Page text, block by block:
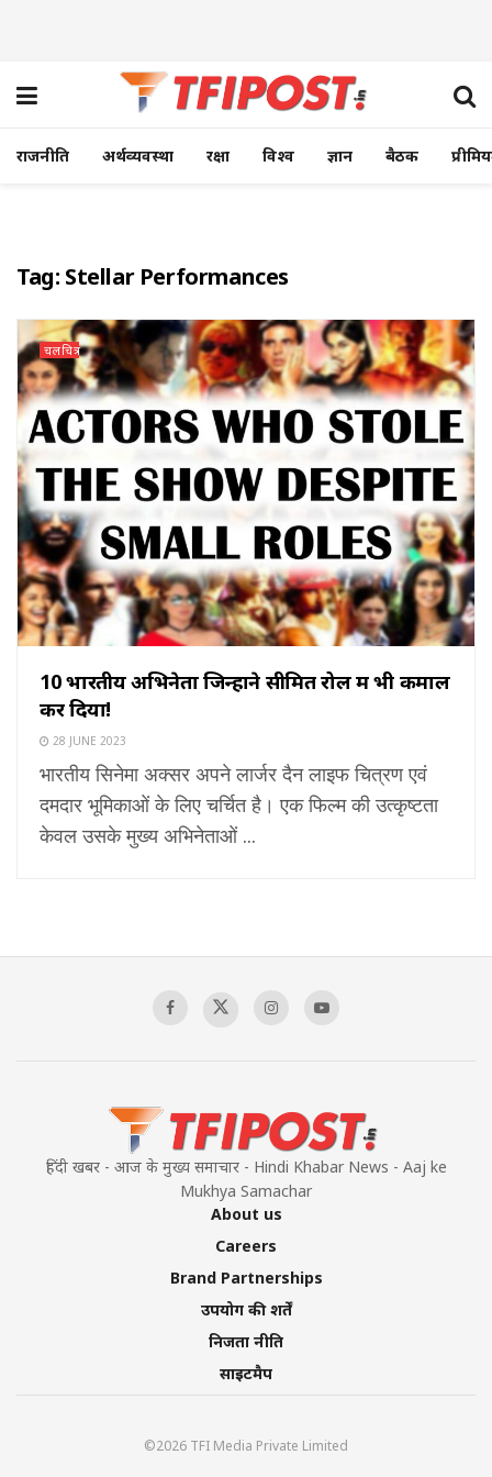
राजनीति अर्थव्यवस्था रक्षा विश्व ज्ञान बैठक
Tag: Stellar Performances
चलचित्र
10 भारतीय अभिनेता जिन्होंने सीमित रोल में भी कमाल
कर दिया!
28 JUNE 2023
भारतीय सिनेमा अक्सर अपने लार्जर दैन लाइफ चित्रण एवं
दमदार भूमिकाओं के लिए चर्चित है। एक फिल्म की उत्कृष्टता
केवल उसके मुख्य अभिनेताओं ...
हिंदी खबर - आज के मुख्य समाचार - Hindi Khabar News - Aaj ke
Mukhya Samachar
About us
Careers
Brand Partnerships
उपयोग की शर्तें
निजता नीति
साइटमैप
©2026 TFI Media Private Limited